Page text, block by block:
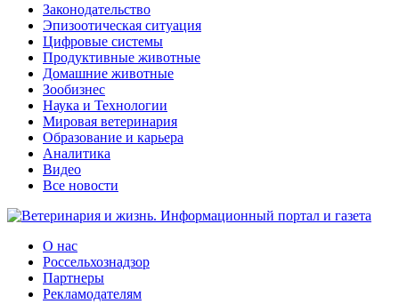
Законодательство
Эпизоотическая ситуация
Цифровые системы
Продуктивные животные
Домашние животные
Зообизнес
Наука и Технологии
Мировая ветеринария
Образование и карьера
Аналитика
Видео
Все новости
О нас
Россельхознадзор
Партнеры
Рекламодателям